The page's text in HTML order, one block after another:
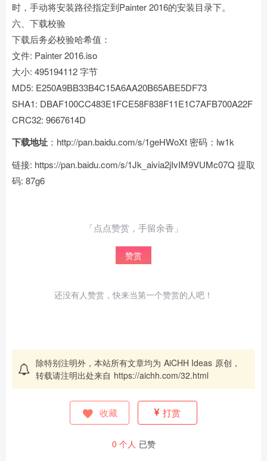
时，手动将安装路径指定到Painter 2016的安装目录下。
六、下载校验
下载后务必校验哈希值：
文件: Painter 2016.iso
大小: 495194112 字节
MD5: E250A9BB33B4C15A6AA20B65ABE5DF73
SHA1: DBAF100CC483E1FCE58F838F11E1C7AFB700A22F
CRC32: 9667614D
下载地址 ： http://pan.baidu.com/s/1geHWoXt 密码：lw1k
链接: https://pan.baidu.com/s/1Jk_aivia2jIvIM9VUMc07Q 提取
码: 87g6
「点点赞赏，手留余香」
赞赏
还没有人赞赏，快来当第一个赞赏的人吧！
除特别注明外，本站所有文章均为 AiCHH Ideas 原创，
转载请注明出处来自 https://aichh.com/32.html
收藏 打赏
0 个人 已赞